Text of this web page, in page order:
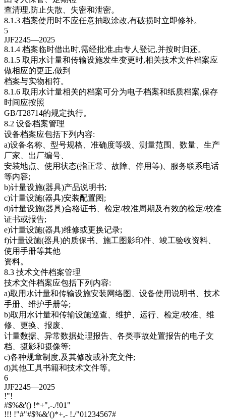
查清理,防止失散、失密和泄密。
8.1.3 档案使用时不应任意抽取涂改,有破损时立即修补。
5
JJF2245—2025
8.1.4 档案临时借出时,需经批准,由专人登记,并按时归还。
8.1.5 取用水计量和传输设施发生变更时,相关技术文件档案应
做相应的更正,做到
档案与实物相符。
8.1.6 取用水计量相关的档案可分为电子档案和纸质档案,保存
时间应按照
GB/T28714的规定执行。
8.2 设备档案管理
设备档案应包括下列内容:
a)设备名称、型号规格、准确度等级、测量范围、数量、生产
厂家、出厂编号、
安装地点、使用状态(指正常、故障、停用等)、服务联系电话
等内容;
b)计量设施(器具)产品说明书;
c)计量设施(器具)安装配置图;
d)计量设施(器具)合格证书、检定/校准周期及有效的检定/校准
证书或报告;
e)计量设施(器具)维修或更换记录;
f)计量设施(器具)的质保书、施工图影印件、竣工验收资料、
使用手册等其他
资料。
8.3 技术文件档案管理
技术文件档案应包括下列内容:
a)取用水计量和传输设施安装网络图、设备使用说明书、技术
手册、维护手册等;
b)取用水计量和传输设施巡查、维护、运行、检定/校准、维
修、更换、报废、
计量数据、异常数据处理报告、各类事故处置报告的电子文
档、摄影和摄像等;
c)各种规章制度,及其修改或补充文件;
d)其他工具书籍和技术文件等。
6
JJF2245—2025
!"!
#$%&'() !*+",-./!01"
!!! !"#"#$%&'()*+,- !./"01234567#